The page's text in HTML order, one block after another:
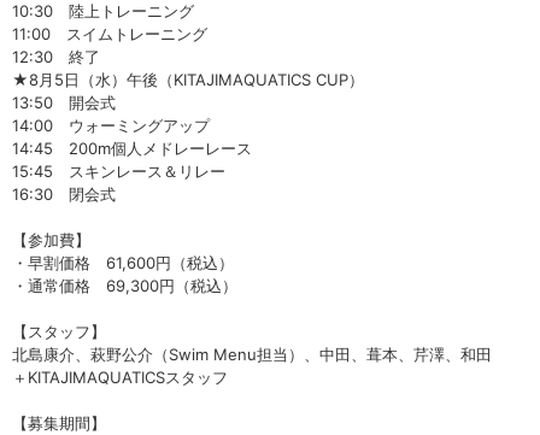
10:30 陸上トレーニング
11:00 スイムトレーニング
12:30 終了
★8月5日（水）午後（KITAJIMAQUATICS CUP）
13:50 開会式
14:00 ウォーミングアップ
14:45 200m個人メドレーレース
15:45 スキンレース＆リレー
16:30 閉会式
【参加費】
・早割価格 61,600円（税込）
・通常価格 69,300円（税込）
【スタッフ】
北島康介、萩野公介（Swim Menu担当）、中田、葺本、芹澤、和田
＋KITAJIMAQUATICSスタッフ
【募集期間】